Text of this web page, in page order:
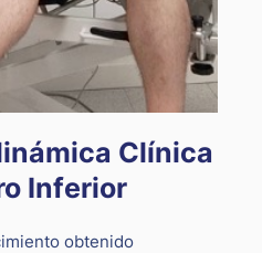
Clínica
Inferior
obtenido